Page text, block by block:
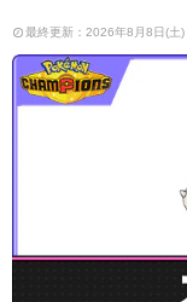
最終更新：2026年8月8日(土